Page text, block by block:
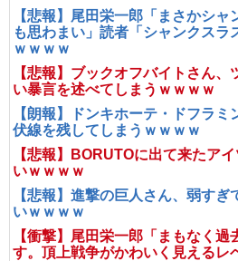
【悲報】尾田栄一郎「まさかシ
も思わまい」読者「シャンクス
ｗｗｗｗ
【悲報】ブックオフバイトさん
い暴言を述べてしまうｗｗｗｗ
【朗報】ドンキホーテ・ドフラ
伏線を残してしまうｗｗｗｗ
【悲報】BORUTOに出て来たア
いｗｗｗｗ
【悲報】進撃の巨人さん、弱す
いｗｗｗｗ
【衝撃】尾田栄一郎「まもなく過
す。頂上戦争がかわいく見える